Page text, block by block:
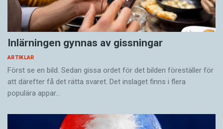
Inlärningen gynnas av gissningar
ARTIKLAR
Först se en bild. Sedan gissa ordet för det bilden föreställer för
att därefter få det rätta svaret. Det inslaget finns i flera
populära appar…